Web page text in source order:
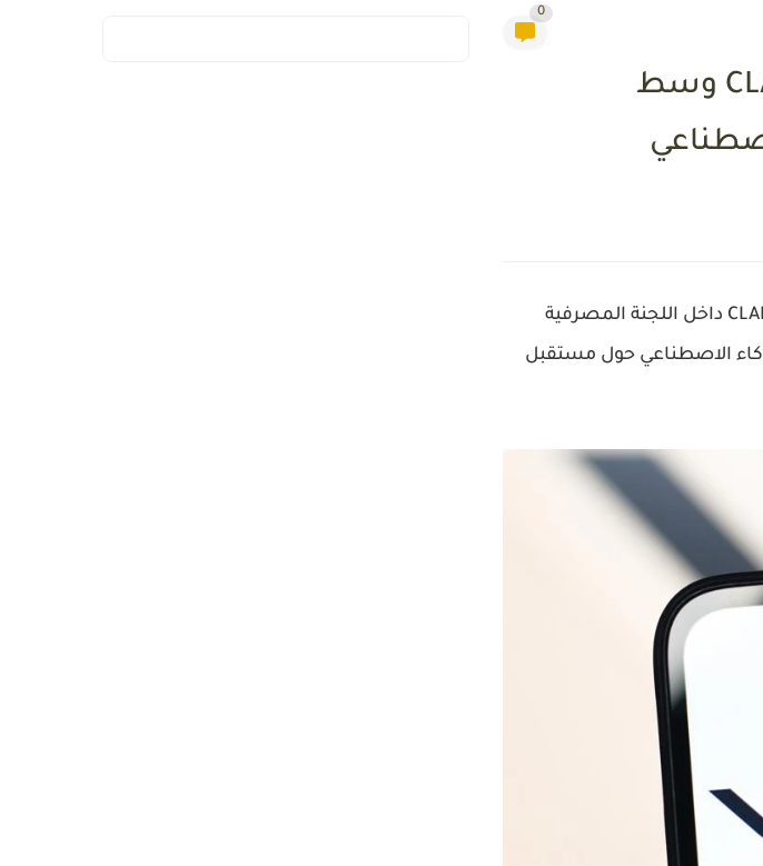
0
توقعات XRP تشتعل قبل تصويت قانون CLARITY وسط
تتجه الأنظار بقوة نحو عملة XRP مع اقتراب التصويت المرتقب على قانون CLARITY داخل اللجنة المصرفية
نماذج الذكاء الاصطناعي حول مستقبل